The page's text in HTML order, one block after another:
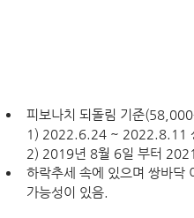
피보나치 되돌림 기준
1) 2022.6.24 ~ 2022.8.11
2) 2019년 8월 6일 부터
하락추세 속에 있으며 쌍바닥
가능성이 있음.